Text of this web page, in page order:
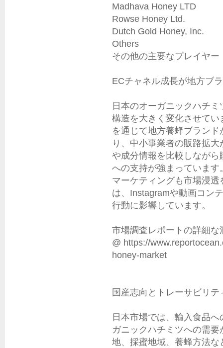
Madhava Honey LTD
Rowse Honey Ltd.
Dutch Gold Honey, Inc.
Others
その他の主要なプレイヤー
ECチャネル成長が地方ブ
日本のオーガニックハチ
構造を大きく変化させて
を通じて地方養蜂ブラン
り、中小事業者の販路拡
や成分情報を比較しなが
への支持が強まっていま
マーケティングも市場浸
は、Instagramや動画コン
行動に影響しています。
市場調査レポートの詳細
@ https://
honey-market
国産志向とトレーサビリ
日本市場では、輸入食品
ガニックハチミツへの需
地、採蜜地域、養蜂方法